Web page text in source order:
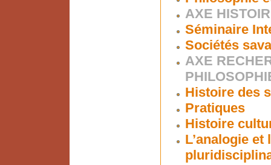
AXE
Séminaire
Sociétés
AXE
Histoire des
Pratiques
Histoire
L’analogie